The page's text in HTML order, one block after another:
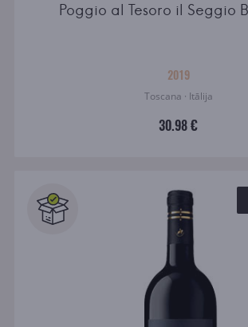
Poggio al Tesoro il Seggio
2019
Toscana · Itālija
30.98 €